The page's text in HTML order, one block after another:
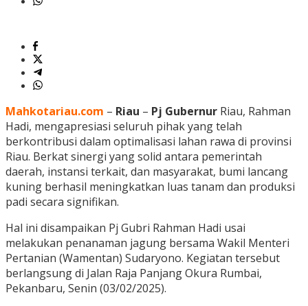
Mahkotariau.com – Riau – Pj Gubernur Riau, Rahman
Hadi, mengapresiasi seluruh pihak yang telah
berkontribusi dalam optimalisasi lahan rawa di provinsi
Riau. Berkat sinergi yang solid antara pemerintah
daerah, instansi terkait, dan masyarakat, bumi lancang
kuning berhasil meningkatkan luas tanam dan produksi
padi secara signifikan.
Hal ini disampaikan Pj Gubri Rahman Hadi usai
melakukan penanaman jagung bersama Wakil Menteri
Pertanian (Wamentan) Sudaryono. Kegiatan tersebut
berlangsung di Jalan Raja Panjang Okura Rumbai,
Pekanbaru, Senin (03/02/2025).